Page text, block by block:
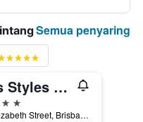
Semua penyaring
Ibis Styles Brisbane Elizabeth Street
40 Elizabeth Street, Brisbane, QLD, Australia